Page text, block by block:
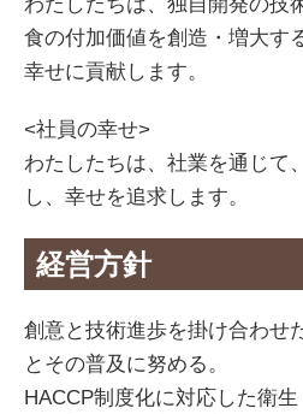
食の付加価値を創造・増大す
幸せに貢献します。
<社員の幸せ>
わたしたちは、社業を通じて
し、幸せを追求します。
経営方針
創意と技術進歩を掛け合わせ
とその普及に努める。
HACCP制度化に対応した衛